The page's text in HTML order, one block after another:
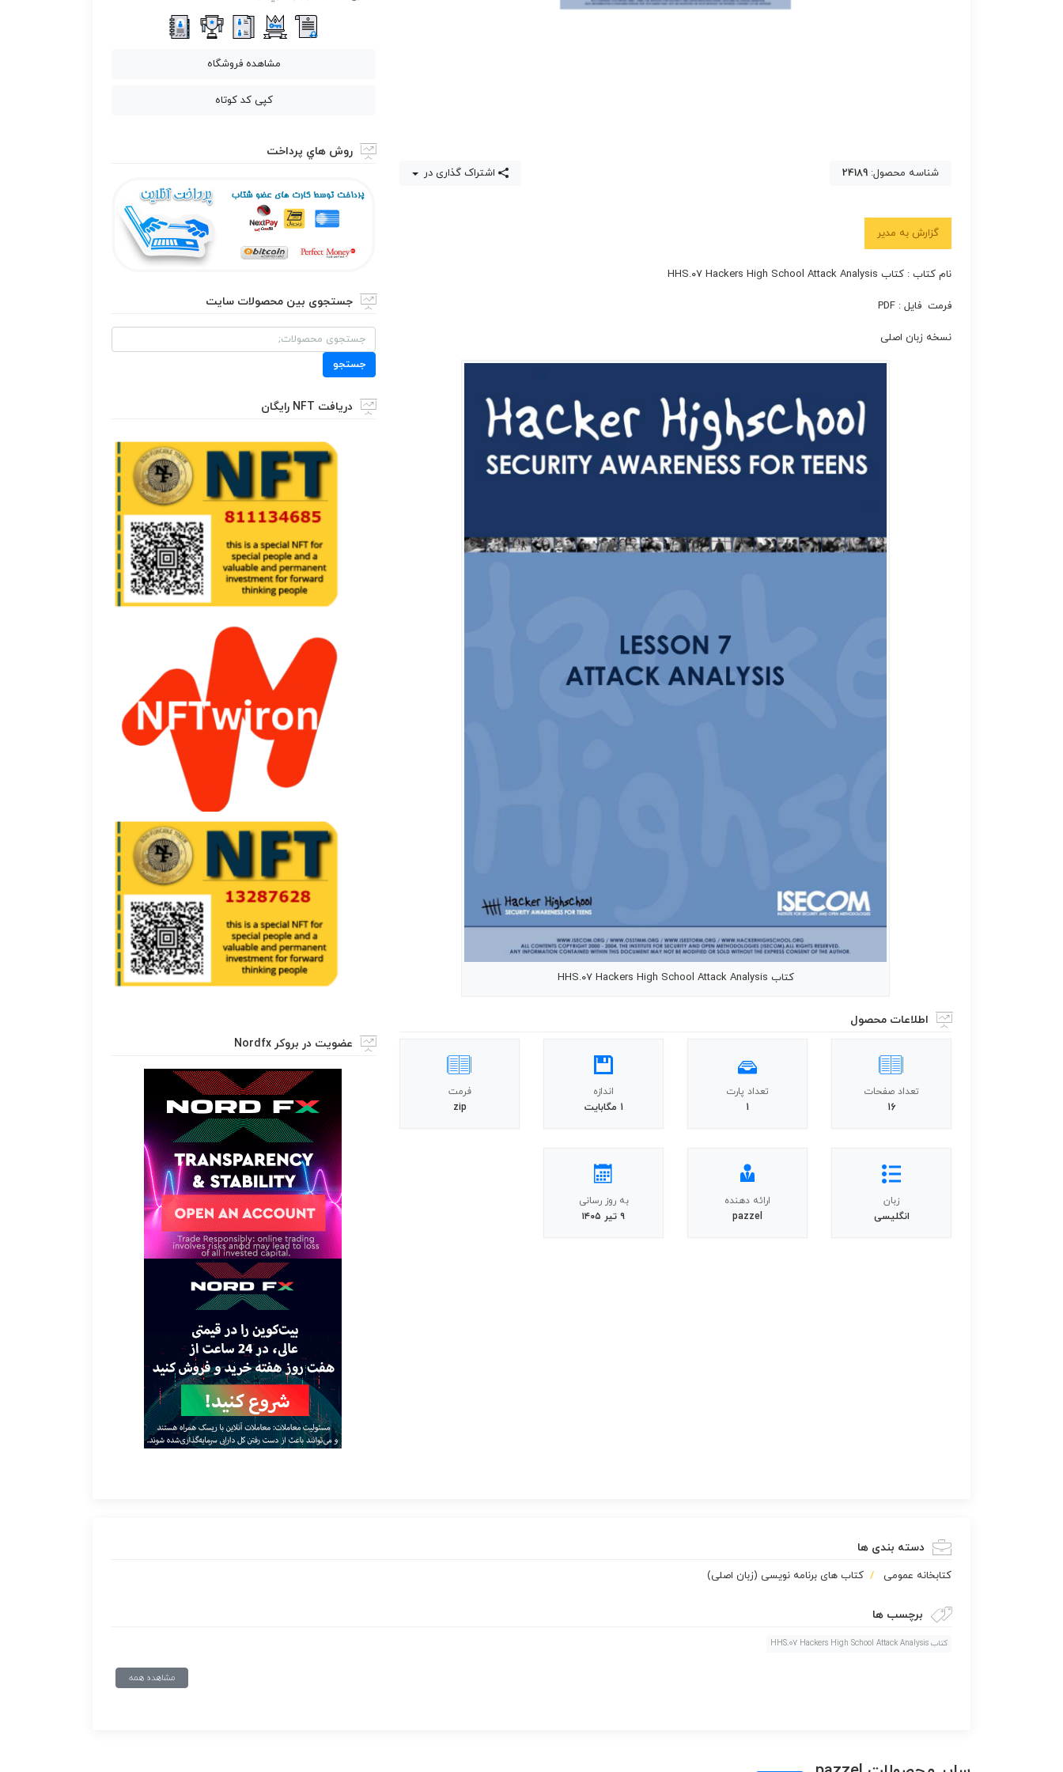
شناسه محصول: 24189 اشتراک گذاری در
گزارش به مدیر
نام کتاب : کتاب HHS.۰۷ Hackers High School Attack Analysis
فرمت فایل : PDF
نسخه زبان اصلی
کتاب HHS.۰۷ Hackers High School Attack Analysis
اطلاعات محصول
تعداد صفحات
16
تعداد پارت
1
اندازه
1 مگابایت
فرمت
zip
زبان
انگلیسی
ارائه دهنده
pazzel
به روز رسانی
۹ تیر ۱۴۰۵
مشاهده فروشگاه
کپی کد کوتاه
روش هاي پرداخت
جستجوی بین محصولات سایت
جستجو
برای:
جستجو
دریافت NFT رایگان
عضویت در بروکر Nordfx
دسته بندی ها
كتابخانه عمومی کتاب های برنامه نویسی (زبان اصلی)
برچسب ها
کتاب HHS.07 Hackers High School Attack Analysis
مشاهده همه